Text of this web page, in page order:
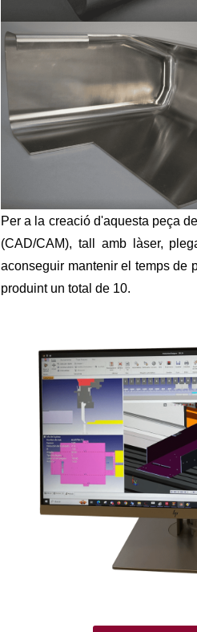
Per a la creació d'aquesta peça
(CAD/CAM), tall amb làser,
aconseguir mantenir el temps de
produint un total de 10.